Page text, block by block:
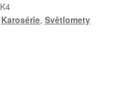
Karosérie, Světlomety